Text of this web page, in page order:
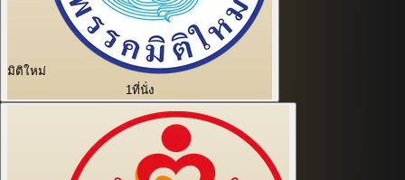
มิติใหม่
1ที่นั่ง